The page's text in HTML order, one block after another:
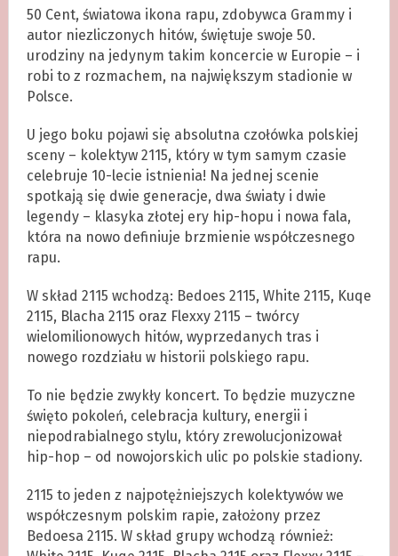
50 Cent, światowa ikona rapu, zdobywca Grammy i
autor niezliczonych hitów, świętuje swoje 50.
urodziny na jedynym takim koncercie w Europie – i
robi to z rozmachem, na największym stadionie w
Polsce.
U jego boku pojawi się absolutna czołówka polskiej
sceny – kolektyw 2115, który w tym samym czasie
celebruje 10-lecie istnienia! Na jednej scenie
spotkają się dwie generacje, dwa światy i dwie
legendy – klasyka złotej ery hip-hopu i nowa fala,
która na nowo definiuje brzmienie współczesnego
rapu.
W skład 2115 wchodzą: Bedoes 2115, White 2115, Kuqe
2115, Blacha 2115 oraz Flexxy 2115 – twórcy
wielomilionowych hitów, wyprzedanych tras i
nowego rozdziału w historii polskiego rapu.
To nie będzie zwykły koncert. To będzie muzyczne
święto pokoleń, celebracja kultury, energii i
niepodrabialnego stylu, który zrewolucjonizował
hip-hop – od nowojorskich ulic po polskie stadiony.
2115 to jeden z najpotężniejszych kolektywów we
współczesnym polskim rapie, założony przez
Bedoesa 2115. W skład grupy wchodzą również: